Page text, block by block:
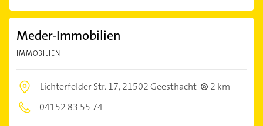
Meder-Immobilien
IMMOBILIEN
Lichterfelder Str. 17,21502 Geesthacht
2 km
04152 83 55 74